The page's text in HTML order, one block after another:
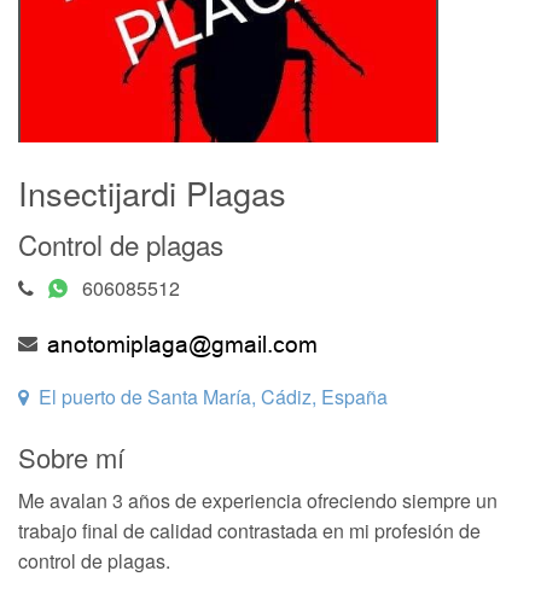
Insectijardi Plagas
Control de plagas
606085512
El puerto de Santa María, Cádiz, España
Sobre mí
Me avalan 3 años de experiencia ofreciendo siempre un
trabajo final de calidad contrastada en mi profesión de
control de plagas.